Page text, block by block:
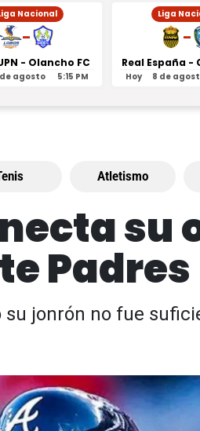
Nacional
-
- Olancho FC
agosto 5:15 PM
Liga
-
Real España -
Hoy 8 de
Atletismo
su
Padres
jonrón no fue